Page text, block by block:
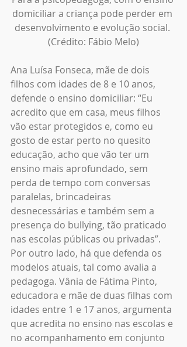
domiciliar a criança pode perder em
desenvolvimento e evolução social.
(Crédito: Fábio Melo)
Ana Luísa Fonseca, mãe de dois
filhos com idades de 8 e 10 anos,
defende o ensino domiciliar: “Eu
acredito que em casa, meus filhos
vão estar protegidos e, como eu
gosto de estar perto no quesito
educação, acho que vão ter um
ensino mais aprofundado, sem
perda de tempo com conversas
paralelas, brincadeiras
desnecessárias e também sem a
presença do bullying, tão praticado
nas escolas públicas ou privadas”.
Por outro lado, há que defenda os
modelos atuais, tal como avalia a
pedagoga. Vânia de Fátima Pinto,
educadora e mãe de duas filhas com
idades entre 1 e 17 anos, argumenta
que acredita no ensino nas escolas e
no acompanhamento em conjunto